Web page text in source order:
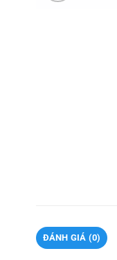
ĐÁNH GIÁ (0)